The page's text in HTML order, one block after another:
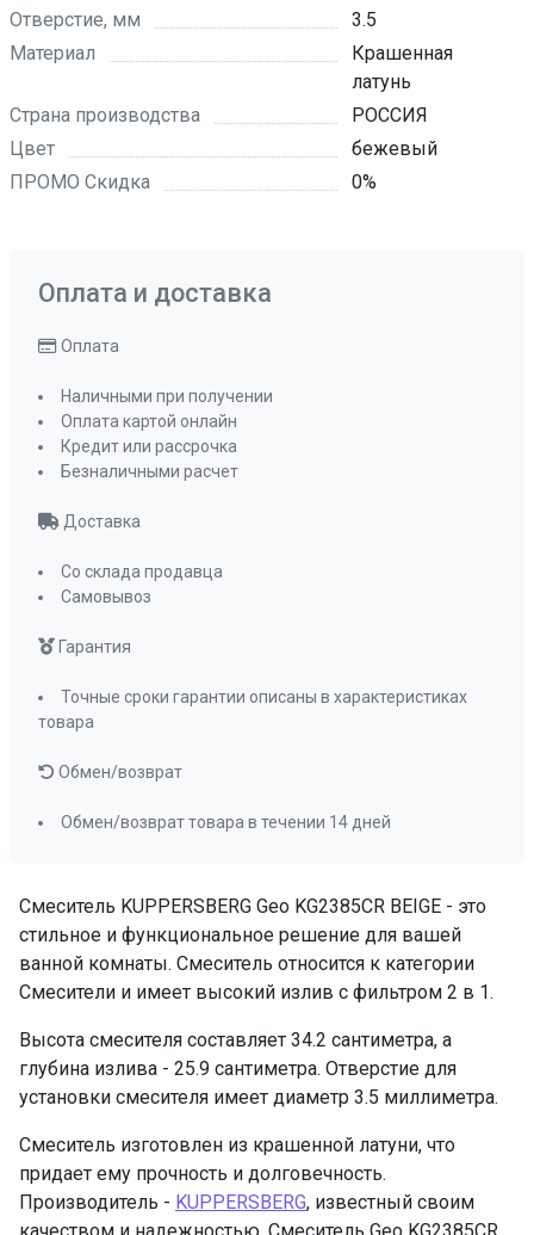
Отверстие, мм
3.5
Материал
Крашенная
латунь
Страна производства
РОССИЯ
Цвет
бежевый
ПРОМО Скидка
0%
Смеситель KUPPERSBERG Geo KG2385CR BEIGE - это
стильное и функциональное решение для вашей
ванной комнаты. Смеситель относится к категории
Смесители и имеет высокий излив с фильтром 2 в 1.
Высота смесителя составляет 34.2 сантиметра, а
глубина излива - 25.9 сантиметра. Отверстие для
установки смесителя имеет диаметр 3.5 миллиметра.
Смеситель изготовлен из крашенной латуни, что
придает ему прочность и долговечность.
Производитель - KUPPERSBERG, известный своим
Оплата и доставка
Оплата
Наличными при получении
Оплата картой онлайн
Кредит или рассрочка
Безналичными расчет
Доставка
Со склада продавца
Самовывоз
Гарантия
Точные сроки гарантии описаны в характеристиках
товара
Обмен/возврат
Обмен/возврат товара в течении 14 дней